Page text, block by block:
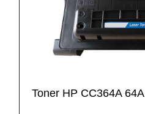
Toner HP CC364A